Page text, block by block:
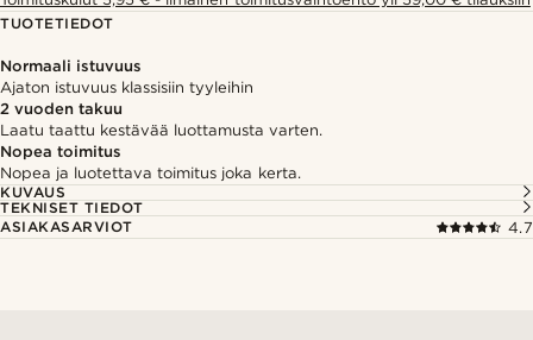
TUOTETIEDOT
Normaali istuvuus
Ajaton istuvuus klassisiin tyyleihin
2 vuoden takuu
Laatu taattu kestävää luottamusta varten.
Nopea toimitus
Nopea ja luotettava toimitus joka kerta.
KUVAUS
TEKNISET TIEDOT
ASIAKASARVIOT
4.7